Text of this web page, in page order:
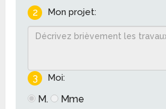
2 Mon projet:
3 Moi:
M. Mme